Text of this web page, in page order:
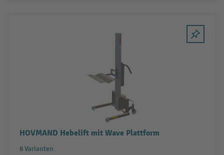
HOVMAND Hebelift mit Wave Plattform
8 Varianten